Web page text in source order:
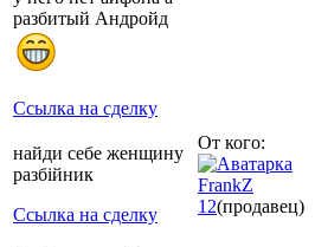
разбитый Андройд
Ссылка на сделку
найди себе женщину
разбiйник
Ссылка на сделку
От кого:
FrankZ
12(продавец)